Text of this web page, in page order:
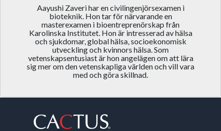
Aayushi Zaveri har en civilingenjörsexamen i
bioteknik. Hon tar för närvarande en
masterexamen i bioentreprenörskap från
Karolinska Institutet. Hon är intresserad av hälsa
och sjukdomar, global hälsa, socioekonomisk
utveckling och kvinnors hälsa. Som
vetenskapsentusiast är hon angelägen om att lära
sig mer om den vetenskapliga världen och vill vara
med och göra skillnad.